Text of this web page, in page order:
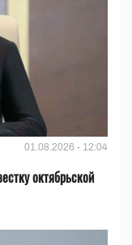
01.08.2026 - 12:04
октябрьской